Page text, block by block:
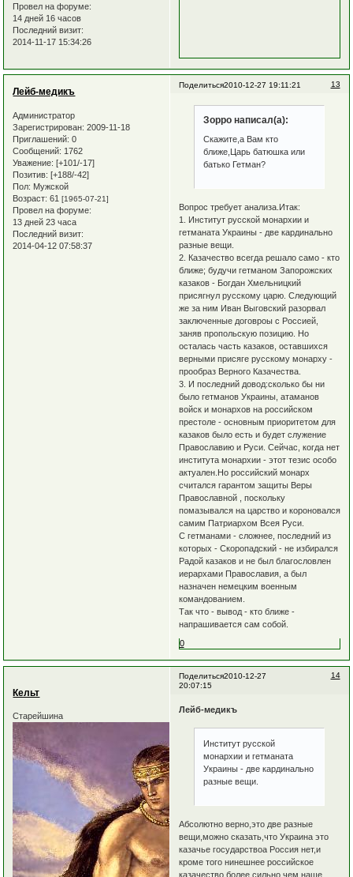
Провел на форуме:
14 дней 16 часов
Последний визит:
2014-11-17 15:34:26
Поделиться 13
2010-12-27 19:11:21
Лейб-медикъ
Администратор
Зарегистрирован: 2009-11-18
Приглашений: 0
Сообщений: 1762
Уважение: [+101/-17]
Позитив: [+188/-42]
Пол: Мужской
Возраст: 61[1965-07-21]
Провел на форуме:
13 дней 23 часа
Последний визит:
2014-04-12 07:58:37
Зорро написал(а):
Скажите,а Вам кто
ближе,Царь батюшка или
батько Гетман?
Вопрос требует анализа.Итак:
1. Институт русской монархии и
гетманата Украины - две кардинально
разные вещи.
2. Казачество всегда решало само - кто
ближе; будучи гетманом Запорожских
казаков - Богдан Хмельницкий
присягнул русскому царю. Следующий
же за ним Иван Выговский разорвал
заключенные договроы с Россией,
заняв пропольскую позицию. Но
осталась часть казаков, оставшихся
верными присяге русскому монарху -
прообраз Верного Казачества.
3. И последний довод:сколько бы ни
было гетманов Украины, атаманов
войск и монархов на российском
престоле - основным приоритетом для
казаков было есть и будет служение
Православию и Руси. Сейчас, когда нет
института монархии - этот тезис особо
актуален.Но российский монарх
считался гарантом защиты Веры
Православной , поскольку
помазывался на царство и короновался
самим Патриархом Всея Руси.
С гетманами - сложнее, последний из
которых - Скоропадский - не избирался
Радой казаков и не был благословлен
иерархами Православия, а был
назначен немецким военным
командованием.
Так что - вывод - кто ближе -
напрашивается сам собой.
0
Поделиться 14
2010-12-27
20:07:15
Кельт
Старейшина
Лейб-медикъ
Институт русской
монархии и гетманата
Украины - две кардинально
разные вещи.
Абсолютно верно,это две разные
вещи,можно сказать,что Украина это
казачье государствоа Россия нет,и
кроме того нинешнее российское
казачество более сильно,чем наше